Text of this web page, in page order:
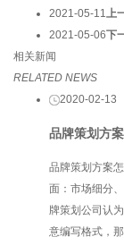
2021-05-11上
2021-05-06下
相关新闻
RELATED NEWS
2020-02-13
品牌策划方
品牌策划方案
面：市场细分
牌策划公司认
意编写格式，